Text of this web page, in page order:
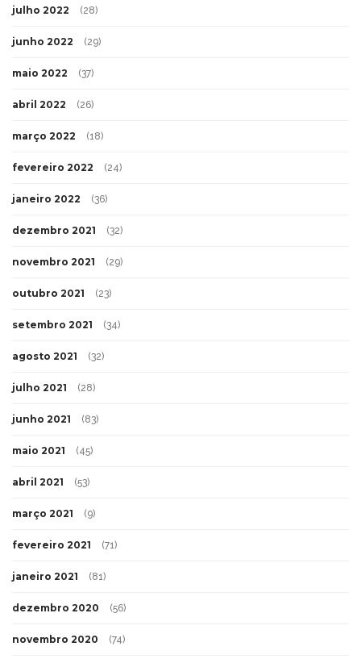
julho 2022 (28)
junho 2022 (29)
maio 2022 (37)
abril 2022 (26)
março 2022 (18)
fevereiro 2022 (24)
janeiro 2022 (36)
dezembro 2021 (32)
novembro 2021 (29)
outubro 2021 (23)
setembro 2021 (34)
agosto 2021 (32)
julho 2021 (28)
junho 2021 (83)
maio 2021 (45)
abril 2021 (53)
março 2021 (9)
fevereiro 2021 (71)
janeiro 2021 (81)
dezembro 2020 (56)
novembro 2020 (74)